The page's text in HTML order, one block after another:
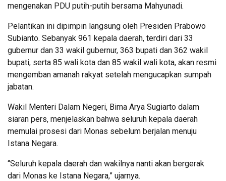
mengenakan PDU putih-putih bersama Mahyunadi.
Pelantikan ini dipimpin langsung oleh Presiden Prabowo
Subianto. Sebanyak 961 kepala daerah, terdiri dari 33
gubernur dan 33 wakil gubernur, 363 bupati dan 362 wakil
bupati, serta 85 wali kota dan 85 wakil wali kota, akan resmi
mengemban amanah rakyat setelah mengucapkan sumpah
jabatan.
Wakil Menteri Dalam Negeri, Bima Arya Sugiarto dalam
siaran pers, menjelaskan bahwa seluruh kepala daerah
memulai prosesi dari Monas sebelum berjalan menuju
Istana Negara.
“Seluruh kepala daerah dan wakilnya nanti akan bergerak
dari Monas ke Istana Negara,” ujarnya.